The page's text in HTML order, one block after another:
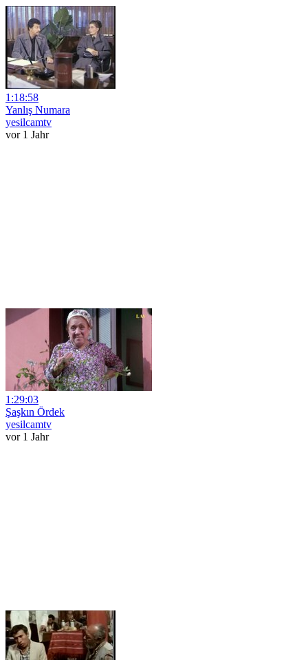
1:18:58
Yanlış Numara
yesilcamtv
vor 1 Jahr
1:29:03
Şaşkın Ördek
yesilcamtv
vor 1 Jahr